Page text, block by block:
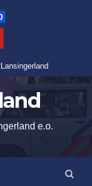
e.o.